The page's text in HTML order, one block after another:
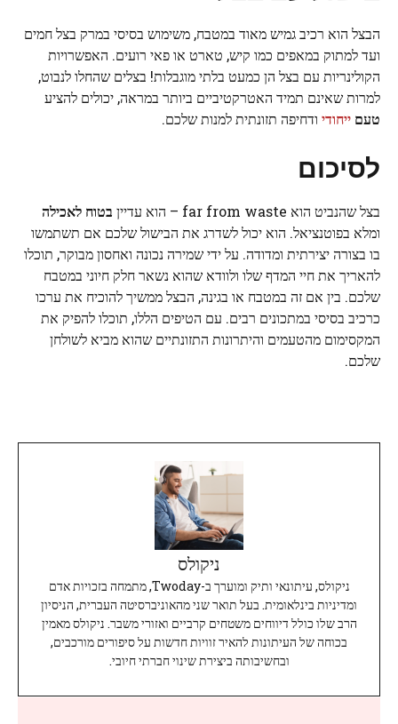
הבצל הוא רכיב גמיש מאוד במטבח, משימוש בסיסי במרק בצל חמים
ועד למתוק במאפים כמו קיש, טארט או פאי רועים. האפשרויות
הקולינריות עם בצל הן כמעט בלתי מוגבלות! בצלים שהחלו לנבוט,
למרות שאינם תמיד האטרקטיביים ביותר במראה, יכולים להציע
טעם ייחודי ודחיפה תזונתית למנות שלכם.
לסיכום
בצל שהנביט הוא far from waste – הוא עדיין
בטוח לאכילה
ומלא בפוטנציאל. הוא יכול לשדרג את הבישול שלכם אם תשתמשו
בו בצורה יצירתית ומדודה. על ידי שמירה נכונה ואחסון מבוקר, תוכלו
להאריך את חיי המדף שלו ולוודא שהוא נשאר חלק חיוני במטבח
שלכם. בין אם זה במטבח או בגינה, הבצל ממשיך להוכיח את ערכו
כרכיב בסיסי במתכונים רבים. עם הטיפים הללו, תוכלו להפיק את
המקסימום מהטעמים והיתרונות התזונתיים שהוא מביא לשולחן
שלכם.
ניקולס
ניקולס, עיתונאי ותיק ומוערך ב-Twoday, מתמחה בזכויות אדם
ומדיניות בינלאומית. בעל תואר שני מהאוניברסיטה העברית, הניסיון
הרב שלו כולל דיווחים משטחים קרביים ואזורי משבר. ניקולס מאמין
בכוחה של העיתונות להאיר זוויות חדשות על סיפורים מורכבים,
ובחשיבותה ביצירת שינוי חברתי חיובי.